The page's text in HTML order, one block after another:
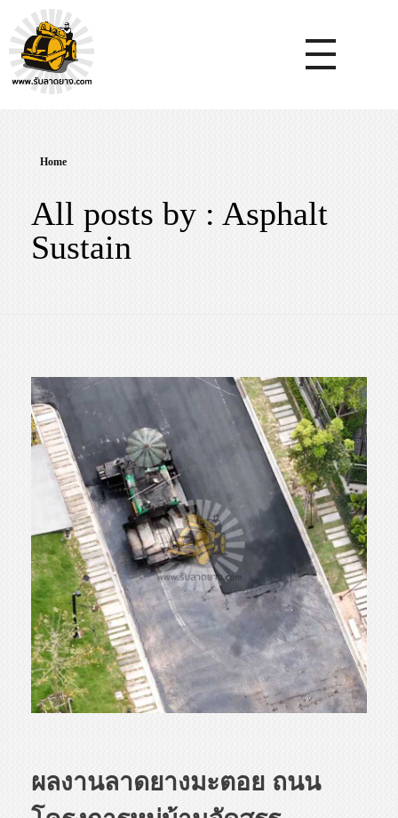
Home
All posts by : Asphalt
Sustain
ผลงานลาดยางมะตอย ถนน